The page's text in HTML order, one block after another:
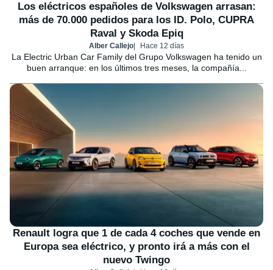
Los eléctricos españoles de Volkswagen arrasan:
más de 70.000 pedidos para los ID. Polo, CUPRA
Raval y Skoda Epiq
Alber Callejo Hace 12 días
La Electric Urban Car Family del Grupo Volkswagen ha tenido un
buen arranque: en los últimos tres meses, la compañía...
Renault logra que 1 de cada 4 coches que vende en
Europa sea eléctrico, y pronto irá a más con el
nuevo Twingo